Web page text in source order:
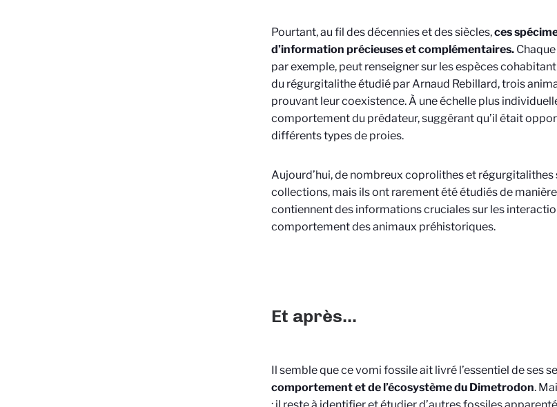
Pourtant, au fil des décennies et des siècles,ces
d’information précieuses et complémentaires.
par exemple, peut renseigner sur les espèces
du régurgitalithe étudié par Arnaud Rebillard, trois
prouvant leur coexistence. À une échelle plus
comportement du prédateur, suggérant qu’il était
différents types de proies.
Aujourd’hui, de nombreux coprolithes et régurgitalithes
collections, mais ils ont rarement été étudiés de
contiennent des informations cruciales sur les
comportement des animaux préhistoriques.
Et après...
Il semble que ce vomi fossile ait livré l’essentiel de ses
comportement et de l’écosystème du Dimetrodon.